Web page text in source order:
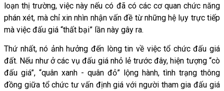
loạn thị trường, việc này nếu có đã có các cơ quan chức năng
phán xét, mà chỉ xin nhìn nhận vấn đề từ những hệ lụy trực tiếp
mà việc đấu giá “thất bại” lần này gây ra.
Thứ nhất, nó ảnh hưởng đến lòng tin về việc tổ chức đấu giá
đất. Nếu như ở các vụ đấu giá nhỏ lẻ trước đây, hiện tượng “cò
đấu giá”, “quân xanh - quân đỏ” lộng hành, tình trạng thông
đồng giữa tổ chức tư vấn định giá với người tham gia đấu giá